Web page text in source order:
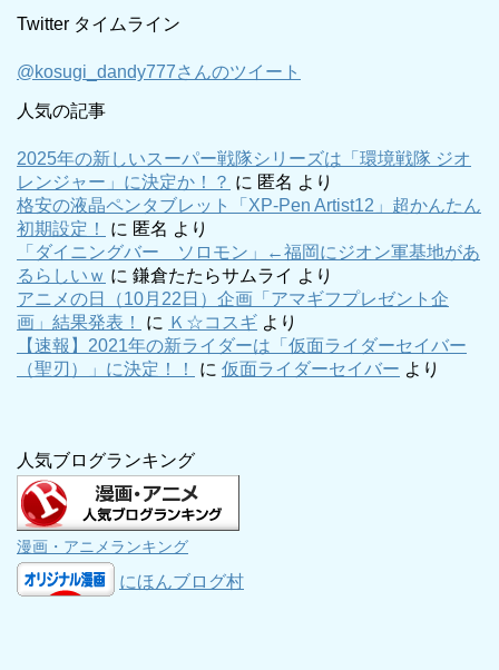
Twitter タイムライン
@kosugi_dandy777さんのツイート
人気の記事
2025年の新しいスーパー戦隊シリーズは「環境戦隊 ジオ
レンジャー」に決定か！？ に 匿名 より
格安の液晶ペンタブレット「XP-Pen Artist12」超かんたん
初期設定！
に 匿名 より
「ダイニングバー ソロモン」←福岡にジオン軍基地があ
るらしいｗ に 鎌倉たたらサムライ より
アニメの日（10月22日）企画「アマギフプレゼント企
画」結果発表！
に Ｋ☆コスギ より
【速報】2021年の新ライダーは「仮面ライダーセイバー
（聖刃）」に決定！！
に 仮面ライダーセイバー より
人気ブログランキング
漫画・アニメランキング
にほんブログ村